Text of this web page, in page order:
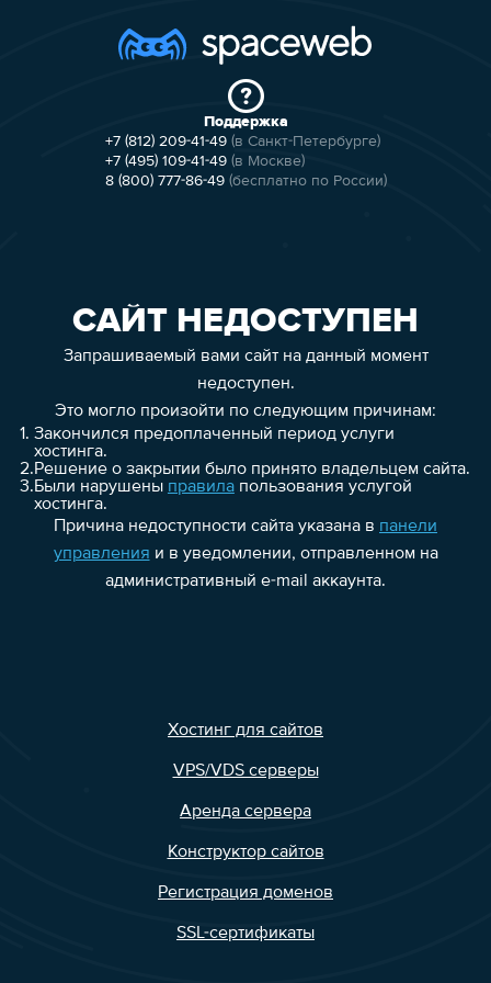
Поддержка
+7 (812) 209-41-49 (в Санкт-Петербурге)
+7 (495) 109-41-49 (в Москве)
8 (800) 777-86-49 (бесплатно по России)
САЙТ НЕДОСТУПЕН
Запрашиваемый вами сайт на данный момент
недоступен.
Это могло произойти по следующим причинам:
1. Закончился предоплаченный период услуги
хостинга.
2.Решение о закрытии было принято владельцем сайта.
3.Были нарушены правилапользования услугой
хостинга.
Причина недоступности сайта указана в панели
управления и в уведомлении, отправленном на
административный e-mail аккаунта.
Хостинг для сайтов
VPS/VDS серверы
Аренда сервера
Конструктор сайтов
Регистрация доменов
SSL-сертификаты